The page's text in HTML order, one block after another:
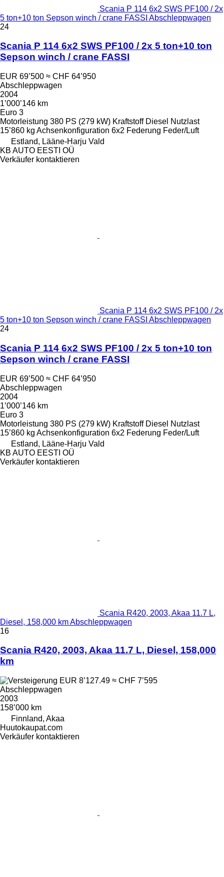
Scania P 114 6x2 SWS PF100 / 2x
5 ton+10 ton Sepson winch / crane FASSI Abschleppwagen
24
Scania P 114 6x2 SWS PF100 / 2x 5 ton+10 ton
Sepson winch / crane FASSI
EUR 69’500 ≈ CHF 64’950
Abschleppwagen
2004
1’000’146 km
Euro 3
Motorleistung 380 PS (279 kW) Kraftstoff Diesel Nutzlast
15’860 kg Achsenkonfiguration 6x2 Federung Feder/Luft
Estland, Lääne-Harju Vald
KB AUTO EESTI OÜ
Verkäufer kontaktieren
Scania P 114 6x2 SWS PF100 / 2x
5 ton+10 ton Sepson winch / crane FASSI Abschleppwagen
24
Scania P 114 6x2 SWS PF100 / 2x 5 ton+10 ton
Sepson winch / crane FASSI
EUR 69’500 ≈ CHF 64’950
Abschleppwagen
2004
1’000’146 km
Euro 3
Motorleistung 380 PS (279 kW) Kraftstoff Diesel Nutzlast
15’860 kg Achsenkonfiguration 6x2 Federung Feder/Luft
Estland, Lääne-Harju Vald
KB AUTO EESTI OÜ
Verkäufer kontaktieren
Scania R420, 2003, Akaa 11.7 L,
Diesel, 158,000 km Abschleppwagen
16
Scania R420, 2003, Akaa 11.7 L, Diesel, 158,000
km
EUR 8’127.49 ≈ CHF 7’595
Abschleppwagen
2003
158’000 km
Finnland, Akaa
Huutokaupat.com
Verkäufer kontaktieren